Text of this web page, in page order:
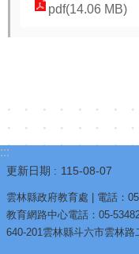
pdf(14.06 MB)
:::
更新日期 115-08-07
雲林縣政府教育處 | 電話：
教育網路中心電話：05-
640-201雲林縣斗六市雲林